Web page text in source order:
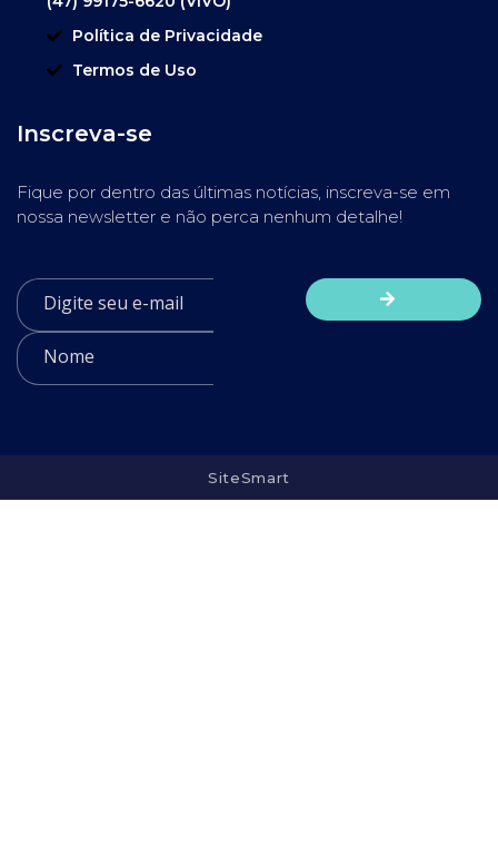
Política de Privacidade
Termos de Uso
Inscreva-se
Fique por dentro das últimas notícias, inscreva-se em
nossa newsletter e não perca nenhum detalhe!
SiteSmart